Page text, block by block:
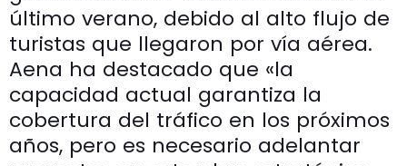
último verano, debido al alto flujo de
turistas que llegaron por vía aérea.
Aena ha destacado que «la
capacidad actual garantiza la
cobertura del tráfico en los próximos
años, pero es necesario adelantar